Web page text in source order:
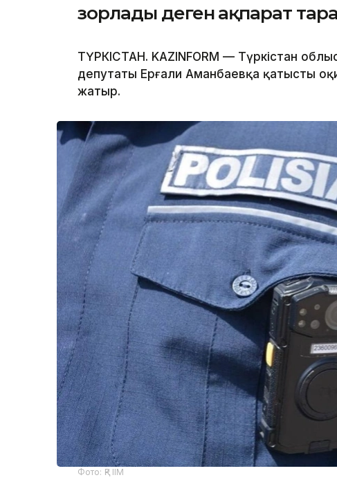
зорлады деген ақпарат
ТҮРКІСТАН. KAZINFORM — Түркістан
депутаты Ерғали Аманбаевқа қатысты
жатыр.
Фото: ҚР ІІМ